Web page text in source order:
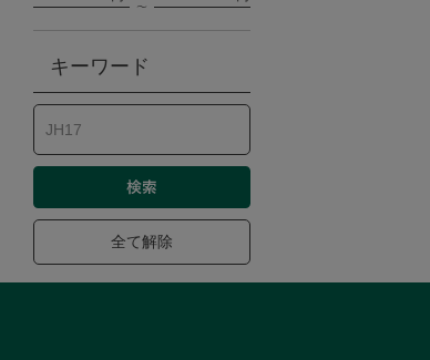
トレーニング
ヴィンテージ
キーワード
全て解除